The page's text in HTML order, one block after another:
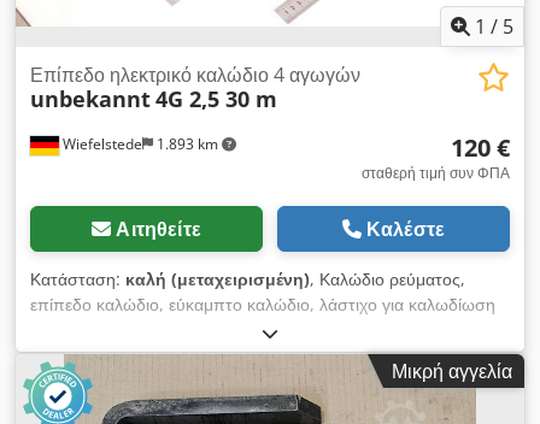
1 / 5
Wiefelstede 1.893 km
Επίπεδο ηλεκτρικό καλώδιο 4 αγωγών
unbekannt4G 2,5 30 m
120 €
σταθερή τιμή συν ΦΠΑ
Αιτηθείτε Καλέστε
Κατάσταση: καλή (μεταχειρισμένη), Καλώδιο ρεύματος,
επίπεδο καλώδιο, εύκαμπτο καλώδιο, λάστιχο για καλωδίωση
-Καλώδιο ρεύματος: Επίπεδο καλώδιο, εύκαμπτο καλώδιο, 4
αγωγοί -Τύπος: 4G 2,5 -Μήκος: 30 μ. -Διαστάσεις μεταφοράς:
Ρόλος, διάμετρος 565 x 25 χιλ. -Βάρος: 8,4 κιλά Dedpfx
Apjzmtw Tjtskr
Μικρή αγγελία